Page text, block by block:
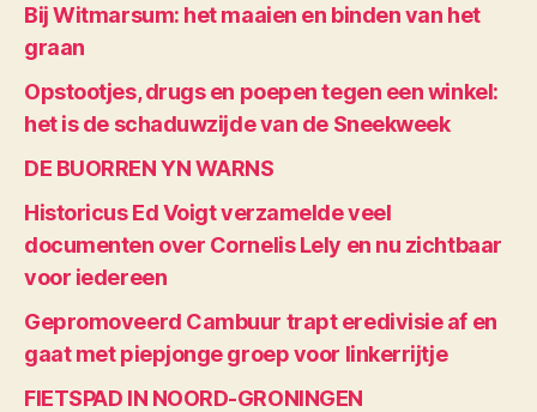
Bij Witmarsum: het maaien en binden van het
graan
Opstootjes, drugs en poepen tegen een winkel:
het is de schaduwzijde van de Sneekweek
DE BUORREN YN WARNS
Historicus Ed Voigt verzamelde veel
documenten over Cornelis Lely en nu zichtbaar
voor iedereen
Gepromoveerd Cambuur trapt eredivisie af en
gaat met piepjonge groep voor linkerrijtje
FIETSPAD IN NOORD-GRONINGEN